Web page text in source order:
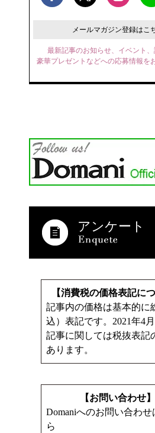
メールマガジン登録はこ
最新記事のお知らせ、イベント、
豪華プレゼントなどへの応募情報を
アンケート
【消費税の価格表記につ
記事内の価格は基本的に
込）表記です。2021年4
記事に関しては税抜表記
あります。
【お問い合わせ】
Domaniへのお問い合わせ
ら